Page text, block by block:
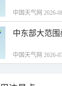
中国天气网 2026-
中东部大范
中国天气网 2026-